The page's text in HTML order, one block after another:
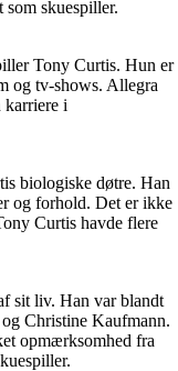
skuespiller.
Tony Curtis. Hun er
og tv-shows. Allegra
karriere i
biologiske døtre. Han
og forhold. Det er ikke
Curtis havde flere
sit liv. Han var blandt
Christine Kaufmann.
opmærksomhed fra